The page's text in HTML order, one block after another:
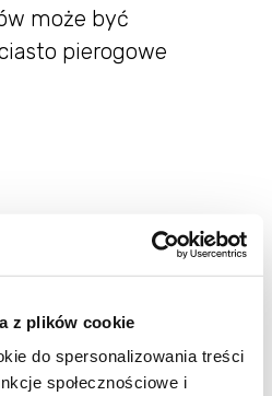
z plików cookie
do spersonalizowania treści
społecznościowe i
może być
pierogowe